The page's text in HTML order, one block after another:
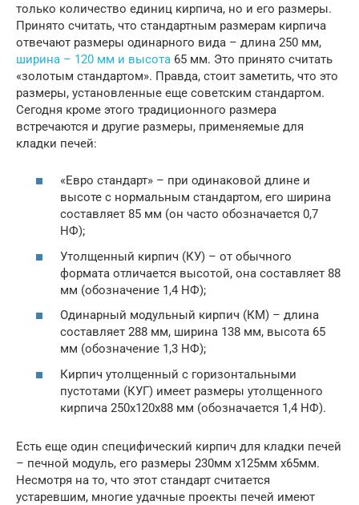
только количество единиц кирпича, но и его размеры.
Принято считать, что стандартным размерам кирпича
отвечают размеры одинарного вида – длина 250 мм,
ширина – 120 мм и высота 65 мм. Это принято считать
«золотым стандартом». Правда, стоит заметить, что это
размеры, установленные еще советским стандартом.
Сегодня кроме этого традиционного размера
встречаются и другие размеры, применяемые для
кладки печей:
«Евро стандарт» – при одинаковой длине и
высоте с нормальным стандартом, его ширина
составляет 85 мм (он часто обозначается 0,7
НФ);
Утолщенный кирпич (КУ) – от обычного
формата отличается высотой, она составляет 88
мм (обозначение 1,4 НФ);
Одинарный модульный кирпич (КМ) – длина
составляет 288 мм, ширина 138 мм, высота 65
мм (обозначение 1,3 НФ);
Кирпич утолщенный с горизонтальными
пустотами (КУГ) имеет размеры утолщенного
кирпича 250х120х88 мм (обозначается 1,4 НФ).
Есть еще один специфический кирпич для кладки печей
– печной модуль, его размеры 230мм х125мм х65мм.
Несмотря на то, что этот стандарт считается
устаревшим, многие удачные проекты печей имеют